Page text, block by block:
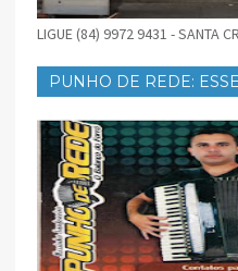
LIGUE (84) 9972 9431 - SANTA
PUNHO DE REDE: